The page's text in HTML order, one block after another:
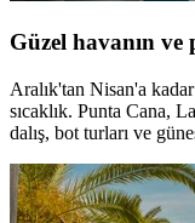
Güzel havanın ve
Aralık'tan Nisan'a
sıcaklık. Punta Cana,
dalış, bot turları ve